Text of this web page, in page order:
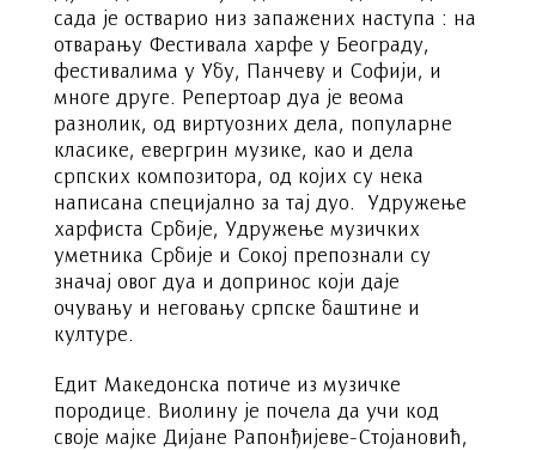
сада је остварио низ запажених наступа : на
отварању Фестивала харфе у Београду,
фестивалима у Убу, Панчеву и Софији, и
многе друге. Репертоар дуа је веома
разнолик, од виртуозних дела, популарне
класике, евергрин музике, као и дела
српских композитора, од којих су нека
написана специјално за тај дуо. Удружење
харфиста Србије, Удружење музичких
уметника Србије и Сокој препознали су
значај овог дуа и допринос који даје
очувању и неговању српске баштине и
културе.
Едит Македонска потиче из музичке
породице. Виолину је почела да учи код
своје мајке Дијане Рапонђијеве-Стојановић,